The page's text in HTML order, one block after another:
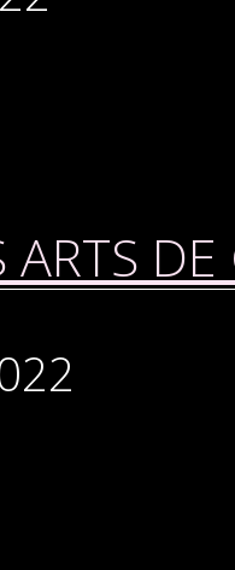
ARTS